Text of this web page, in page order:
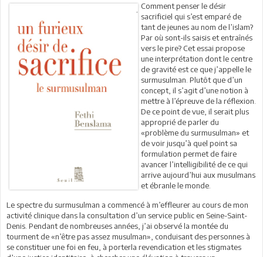
Comment penser le désir
sacrificiel qui s’est emparé de
tant de jeunes au nom de l’islam?
Par où sont-ils saisis et entraînés
vers le pire? Cet essai propose
une interprétation dont le centre
de gravité est ce que j’appelle le
surmusulman. Plutôt que d’un
concept, il s’agit d’une notion à
mettre à l’épreuve de la réflexion.
De ce point de vue, il serait plus
approprié de parler du
«problème du surmusulman» et
de voir jusqu’à quel point sa
formulation permet de faire
avancer l’intelligibilité de ce qui
arrive aujourd’hui aux musulmans
et ébranle le monde.
Le spectre du surmusulman a commencé à m’effleurer au cours de mon
activité clinique dans la consultation d’un service public en Seine-Saint-
Denis. Pendant de nombreuses années, j’ai observé la montée du
tourment de «n’être pas assez musulman», conduisant des personnes à
se constituer une foi en feu, à porterla revendication et les stigmates